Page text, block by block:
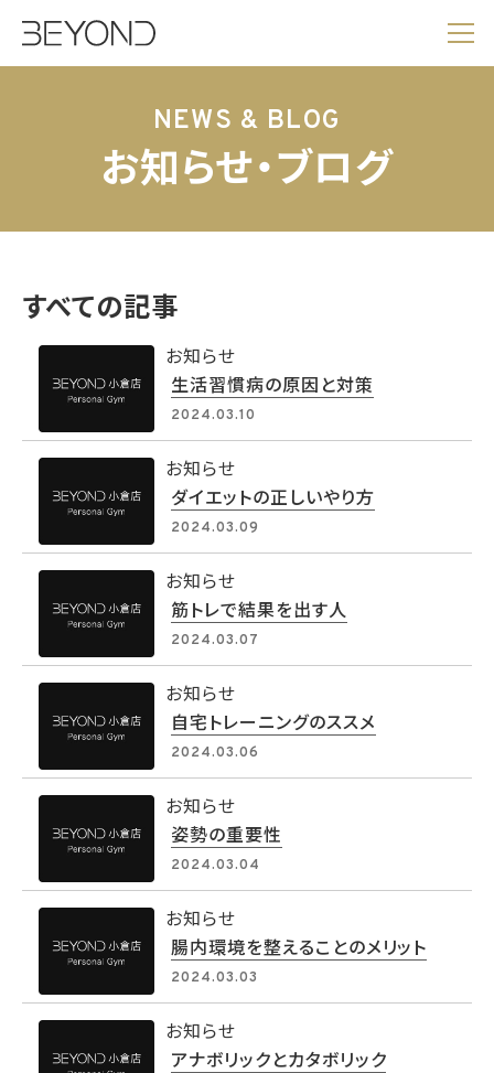
お知らせ・ブログ
NEWS & BLOG
すべての記事
お知らせ
生活習慣病の原因と対策
2024.03.10
お知らせ
ダイエットの正しいやり方
2024.03.09
お知らせ
筋トレで結果を出す人
2024.03.07
お知らせ
自宅トレーニングのススメ
2024.03.06
お知らせ
姿勢の重要性
2024.03.04
お知らせ
腸内環境を整えることのメリット
2024.03.03
お知らせ
アナボリックとカタボリック